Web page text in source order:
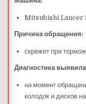
Mitsubishi Lancer
Причина обращения:
скрежет при
Диагностика
на момент
колодок и дисков